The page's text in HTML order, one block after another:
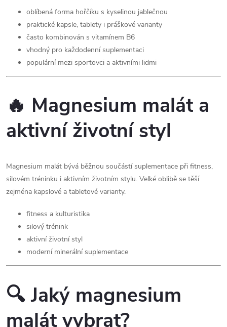
oblíbená forma hořčíku s kyselinou jablečnou
praktické kapsle, tablety i práškové varianty
často kombinován s vitamínem B6
vhodný pro každodenní suplementaci
populární mezi sportovci a aktivními lidmi
🔥 Magnesium malát a
aktivní životní styl
Magnesium malát bývá běžnou součástí suplementace při fitness,
silovém tréninku i aktivním životním stylu. Velké oblibě se těší
zejména kapslové a tabletové varianty.
fitness a kulturistika
silový trénink
aktivní životní styl
moderní minerální suplementace
🔍 Jaký magnesium
malát vybrat?